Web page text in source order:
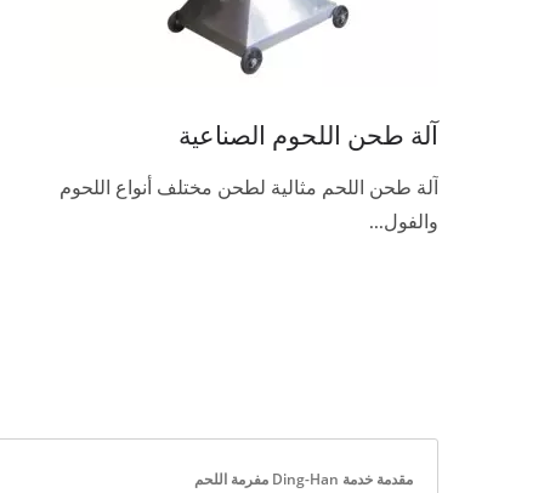
آلة طحن اللحوم الصناعية
آلة طحن اللحم مثالية لطحن مختلف أنواع اللحوم
والفول...
مقدمة خدمة Ding-Han مفرمة اللحم